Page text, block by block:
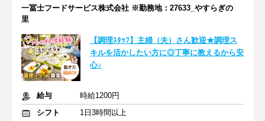
一冨士フードサービス株式会社 ※勤務地：27633_やすらぎの
里
【調理ｽﾀｯﾌ】主婦（夫）さん歓迎★調理ス
キルを活かしたい方に◎丁寧に教えるから安
心♪
給与
時給1200円
シフト
1日3時間以上